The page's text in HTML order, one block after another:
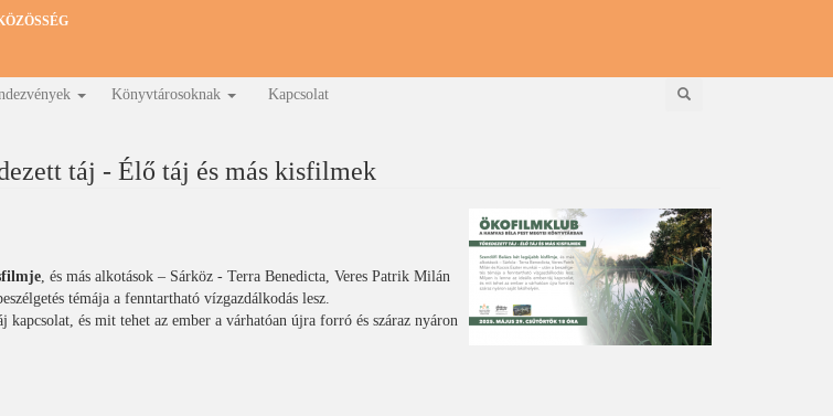
Könyvtárosoknak Kapcsolat Keresés
táj - Élő táj és más kisfilmek
, és más alkotások – Sárköz - Terra Benedicta, Veres Patrik Milán
témája a fenntartható vízgazdálkodás lesz.
és mit tehet az ember a várhatóan újra forró és száraz nyáron